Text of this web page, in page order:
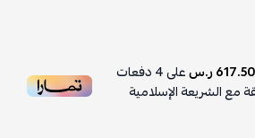
617.50 ر.س على4دفعات
مع الشريعة الإسلامية